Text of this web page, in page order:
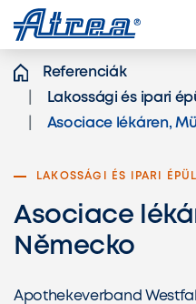
Přeskočit na obsah
Referenciák
Lakossági és ipari
Asociace lékáren,
LAKOSSÁGI ÉS IPARI
Asociace
Německo
Apothekeverband